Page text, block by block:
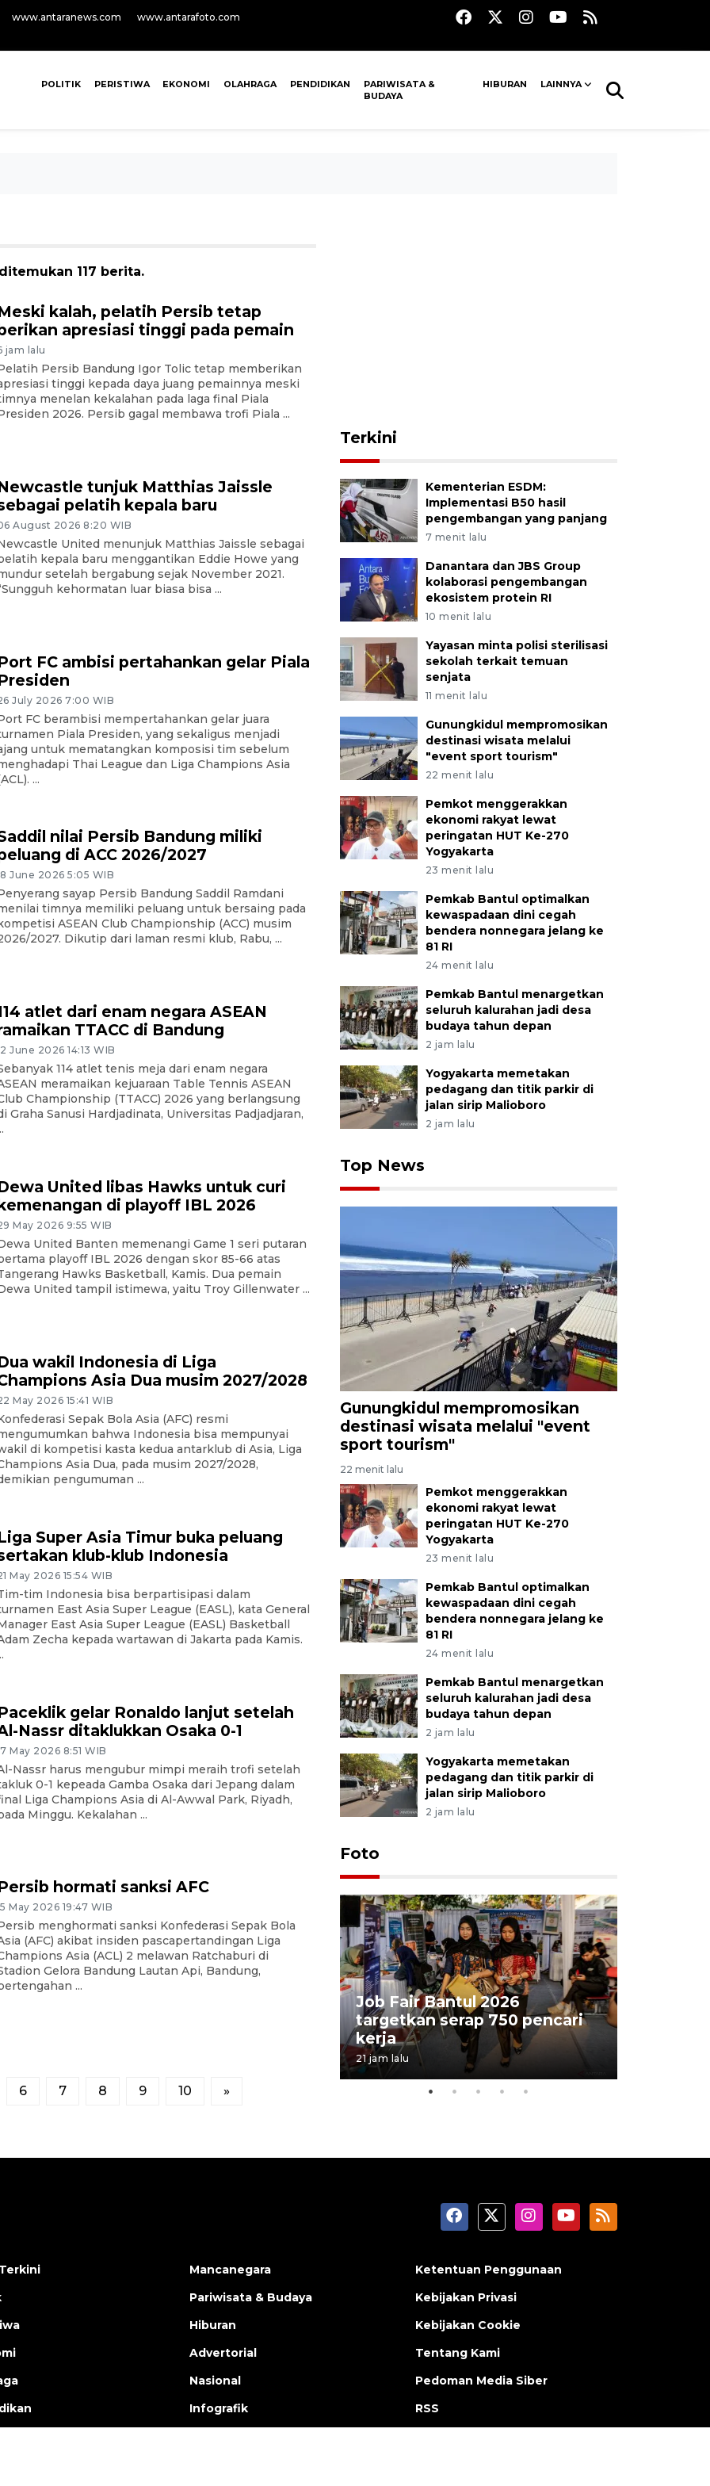
www.antaranews.com www.antarafoto.com
POLITIK PERISTIWA EKONOMI OLAHRAGA PENDIDIKAN
PARIWISATA &
BUDAYA
HIBURAN LAINNYA
117 berita.
kalah, pelatih Persib tetap
apresiasi tinggi pada pemain
jam lalu
Persib Bandung Igor Tolic tetap memberikan
tinggi kepada daya juang pemainnya meski
menelan kekalahan pada laga final Piala
2026. Persib gagal membawa trofi Piala ...
tunjuk Matthias Jaissle
pelatih kepala baru
August 2026 8:20 WIB
United menunjuk Matthias Jaissle sebagai
kepala baru menggantikan Eddie Howe yang
setelah bergabung sejak November 2021.
kehormatan luar biasa bisa ...
FC ambisi pertahankan gelar Piala
July 2026 7:00 WIB
FC berambisi mempertahankan gelar juara
Piala Presiden, yang sekaligus menjadi
untuk mematangkan komposisi tim sebelum
Thai League dan Liga Champions Asia
...
nilai Persib Bandung miliki
di ACC 2026/2027
June 2026 5:05 WIB
sayap Persib Bandung Saddil Ramdani
timnya memiliki peluang untuk bersaing pada
ASEAN Club Championship (ACC) musim
2027. Dikutip dari laman resmi klub, Rabu, ...
atlet dari enam negara ASEAN
TTACC di Bandung
June 2026 14:13 WIB
114 atlet tenis meja dari enam negara
meramaikan kejuaraan Table Tennis ASEAN
Championship (TTACC) 2026 yang berlangsung
Graha Sanusi Hardjadinata, Universitas Padjadjaran,
United libas Hawks untuk curi
di playoff IBL 2026
May 2026 9:55 WIB
United Banten memenangi Game 1 seri putaran
playoff IBL 2026 dengan skor 85-66 atas
Hawks Basketball, Kamis. Dua pemain
United tampil istimewa, yaitu Troy Gillenwater ...
wakil Indonesia di Liga
Asia Dua musim 2027/2028
May 2026 15:41 WIB
Sepak Bola Asia (AFC) resmi
bahwa Indonesia bisa mempunyai
di kompetisi kasta kedua antarklub di Asia, Liga
Asia Dua, pada musim 2027/2028,
pengumuman ...
Super Asia Timur buka peluang
klub-klub Indonesia
May 2026 15:54 WIB
tim Indonesia bisa berpartisipasi dalam
East Asia Super League (EASL), kata General
East Asia Super League (EASL) Basketball
Zecha kepada wartawan di Jakarta pada Kamis.
gelar Ronaldo lanjut setelah
Nassr ditaklukkan Osaka 0-1
May 2026 8:51 WIB
Nassr harus mengubur mimpi meraih trofi setelah
0-1 kepeada Gamba Osaka dari Jepang dalam
Liga Champions Asia di Al-Awwal Park, Riyadh,
Minggu. Kekalahan ...
hormati sanksi AFC
May 2026 19:47 WIB
menghormati sanksi Konfederasi Sepak Bola
(AFC) akibat insiden pascapertandingan Liga
Asia (ACL) 2 melawan Ratchaburi di
Gelora Bandung Lautan Api, Bandung,
...
6 7 8 9 10 »
Terkini
Kementerian ESDM:
Implementasi B50 hasil
pengembangan yang panjang
7 menit lalu
Danantara dan JBS Group
kolaborasi pengembangan
ekosistem protein RI
10 menit lalu
Yayasan minta polisi sterilisasi
sekolah terkait temuan
senjata
11 menit lalu
Gunungkidul mempromosikan
destinasi wisata melalui
"event sport tourism"
22 menit lalu
Pemkot menggerakkan
ekonomi rakyat lewat
peringatan HUT Ke-270
Yogyakarta
23 menit lalu
Pemkab Bantul optimalkan
kewaspadaan dini cegah
bendera nonnegara jelang ke
81 RI
24 menit lalu
Pemkab Bantul menargetkan
seluruh kalurahan jadi desa
budaya tahun depan
2 jam lalu
Yogyakarta memetakan
pedagang dan titik parkir di
jalan sirip Malioboro
2 jam lalu
Top News
Gunungkidul mempromosikan
destinasi wisata melalui "event
sport tourism"
22 menit lalu
Pemkot menggerakkan
ekonomi rakyat lewat
peringatan HUT Ke-270
Yogyakarta
23 menit lalu
Pemkab Bantul optimalkan
kewaspadaan dini cegah
bendera nonnegara jelang ke
81 RI
24 menit lalu
Pemkab Bantul menargetkan
seluruh kalurahan jadi desa
budaya tahun depan
2 jam lalu
Yogyakarta memetakan
pedagang dan titik parkir di
jalan sirip Malioboro
2 jam lalu
Foto
Job Fair Bantul 2026
targetkan serap 750 pencari
kerja
21 jam lalu
Mancanegara
Pariwisata & Budaya
Hiburan
Advertorial
Nasional
Infografik
Ketentuan Penggunaan
Kebijakan Privasi
Kebijakan Cookie
Tentang Kami
Pedoman Media Siber
RSS